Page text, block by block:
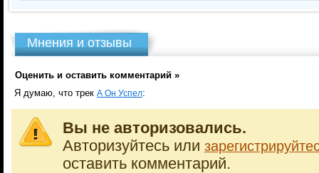
Мнения и отзывы
Оценить и оставить комментарий »
Я думаю, что трек А Он Успел:
Вы не авторизовались.
Авторизуйтесь или
оставить комментарий.